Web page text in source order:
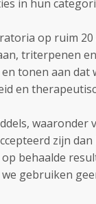
in hun
op ruim 20
triterpenen
tonen aan dat
en
waaronder
zijn
behaalde
gebruiken